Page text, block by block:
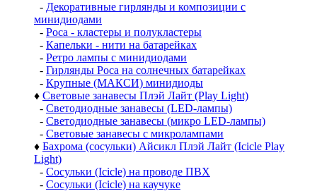
- Декоративные гирлянды и композиции с
минидиодами
- Роса - кластеры и полукластеры
- Капельки - нити на батарейках
- Ретро лампы с минидиодами
- Гирлянды Роса на солнечных батарейках
- Крупные (МАКСИ) минидиоды
♦ Световые занавесы Плэй Лайт (Play Light)
- Светодиодные занавесы (LED-лампы)
- Светодиодные занавесы (микро LED-лампы)
- Световые занавесы с микролампами
♦ Бахрома (сосульки) Айсикл Плэй Лайт (Icicle Play
Light)
- Сосульки (Icicle) на проводе ПВХ
- Сосульки (Icicle) на каучуке